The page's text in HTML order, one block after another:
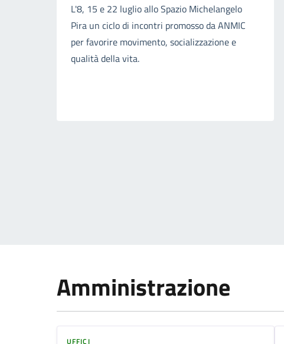
L'8, 15 e 22 luglio allo Spazio Michelangelo
Pira un ciclo di incontri promosso da ANMIC
per favorire movimento, socializzazione e
qualità della vita.
Amministrazione
UFFICI